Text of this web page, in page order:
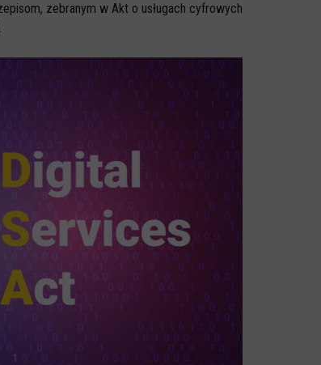
zebranym w Akt o usługach cyfrowych